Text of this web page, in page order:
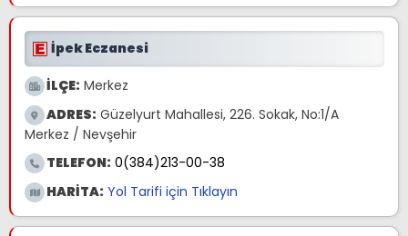
İpek Eczanesi
İLÇE: Merkez
ADRES: Güzelyurt Mahallesi, 226. Sokak, No:1/A
Merkez / Nevşehir
TELEFON: 0(384)213-00-38
HARİTA: Yol Tarifi için Tıklayın